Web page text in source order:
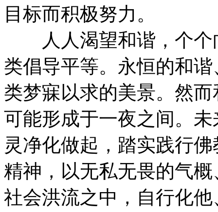
目标而积极努力。
人人渴望和谐，个个
类倡导平等。永恒的和
类梦寐以求的美景。然
可能形成于一夜之间。
灵净化做起，踏实践行
精神，以无私无畏的气
社会洪流之中，自行化